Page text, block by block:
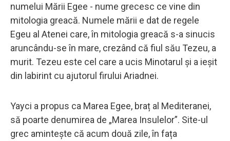
numelui Mării Egee - nume grecesc ce vine din
mitologia greacă. Numele mării e dat de regele
Egeu al Atenei care, în mitologia greacă s-a sinucis
aruncându-se în mare, crezând că fiul său Tezeu, a
murit. Tezeu este cel care a ucis Minotarul și a ieșit
din labirint cu ajutorul firului Ariadnei.
Yayci a propus ca Marea Egee, braț al Mediteranei,
să poarte denumirea de „Marea Insulelor”. Site-ul
grec amintește că acum două zile, în fața